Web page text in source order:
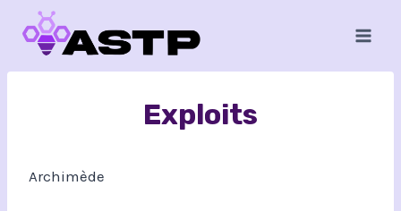
contenu
Exploits
Archimède